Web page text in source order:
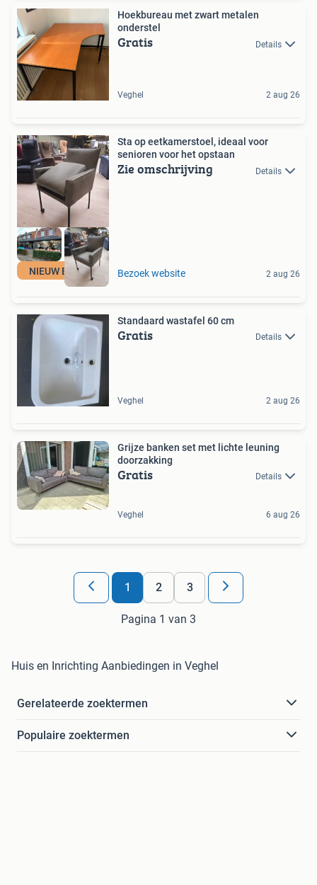
Hoekbureau met zwart metalen
onderstel
Gratis Details
Veghel 2 aug 26
NIEUW BINNEN
Sta op eetkamerstoel, ideaal voor
senioren voor het opstaan
Zie omschrijving Details
Bezoek website 2 aug 26
Standaard wastafel 60 cm
Gratis Details
Veghel 2 aug 26
Grijze banken set met lichte leuning
doorzakking
Gratis Details
Veghel 6 aug 26
1 2 3
Pagina 1 van 3
Huis en Inrichting Aanbiedingen in Veghel
Gerelateerde zoektermen
Populaire zoektermen